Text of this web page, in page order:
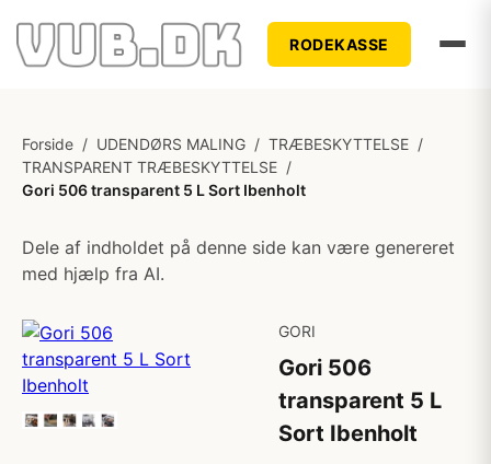
RODEKASSE
Forside / UDENDØRS MALING / TRÆBESKYTTELSE /
TRANSPARENT TRÆBESKYTTELSE /
Gori 506 transparent 5 L Sort Ibenholt
Dele af indholdet på denne side kan være genereret
med hjælp fra AI.
GORI
Gori 506
transparent 5 L
Sort Ibenholt